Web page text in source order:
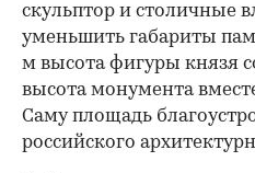
скульптор и столичные
уменьшить габариты
м высота фигуры князя
высота монумента
Саму площадь
российского